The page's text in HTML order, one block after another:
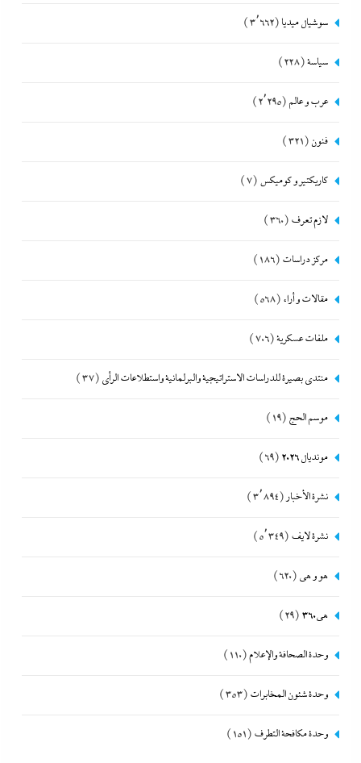
سوشيال ميديا (3٬662)
سياسة(228)
عرب و عالم (2٬295)
فنون (321)
كاريكتير و كوميكس (7)
لازم تعرف (360)
مركز دراسات (186)
مقالات و أراء (568)
ملفات عسكرية(706)
منتدى بصيرة للدراسات الاستراتيجية والبرلمانية واستطلاعات الرأى (37)
موسم الحج (19)
مونديال 2026 (69)
نشرة الأخبار (3٬894)
نشرة لايف (5٬349)
هو و هي (620)
هى360 (29)
وحدة الصحافة والإعلام(110)
وحدة شئون المخابرات (353)
وحدة مكافحة التطرف (151)